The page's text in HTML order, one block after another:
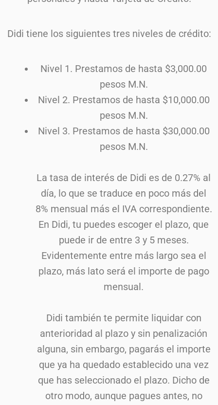
Didi tiene los siguientes tres niveles de crédito:
Nivel 1. Prestamos de hasta $3,000.00
pesos M.N.
Nivel 2. Prestamos de hasta $10,000.00
pesos M.N.
Nivel 3. Prestamos de hasta $30,000.00
pesos M.N.
La tasa de interés de Didi es de 0.27% al
día, lo que se traduce en poco más del
8% mensual más el IVA correspondiente.
En Didi, tu puedes escoger el plazo, que
puede ir de entre 3 y 5 meses.
Evidentemente entre más largo sea el
plazo, más lato será el importe de pago
mensual.
Didi también te permite liquidar con
anterioridad al plazo y sin penalización
alguna, sin embargo, pagarás el importe
que ya ha quedado establecido una vez
que has seleccionado el plazo. Dicho de
otro modo, aunque pagues antes, no